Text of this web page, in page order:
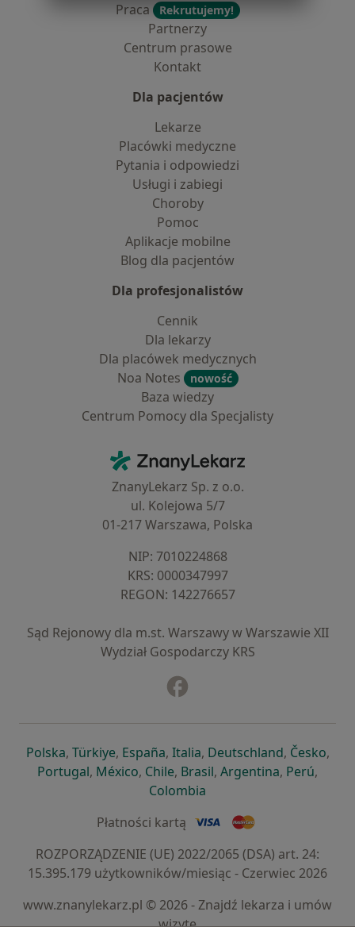
Praca
Rekrutujemy!
Partnerzy
Centrum prasowe
Kontakt
Dla pacjentów
Lekarze
Placówki medyczne
Pytania i odpowiedzi
Usługi i zabiegi
Choroby
Pomoc
Aplikacje mobilne
Blog dla pacjentów
Dla profesjonalistów
Cennik
Dla lekarzy
Dla placówek medycznych
Noa Notes
nowość
Baza wiedzy
Centrum Pomocy dla Specjalisty
ZnanyLekarz - Strona główna
ZnanyLekarz Sp. z o.o.
ul. Kolejowa 5/7
01-217 Warszawa, Polska
NIP: ⁠7010224868
KRS: ⁠0000347997
REGON: ⁠142276657
Sąd Rejonowy dla m.st. Warszawy w Warszawie XII
Wydział Gospodarczy KRS
Polskaotwiera się w nowej karcie
, Türkiyeotwiera się w nowej karcie
, Españaotwiera się w nowej karcie
, Italiaotwiera się w nowej
, Deutschlandotwiera się
, Česko,
Portugalotwiera się w nowej karcie
, Méxicootwiera się w nowej karcie
, Chileotwiera się w nowej karcie
, Brasilotwiera się w nowej
, Argentinaotwiera się
, Perú,
Colombia
Płatności kartą
ROZPORZĄDZENIE (UE) 2022/2065 (DSA) art. 24:
15.395.179 użytkowników/miesiąc - Czerwiec 2026
www.znanylekarz.pl © 2026 - Znajdź lekarza i umów